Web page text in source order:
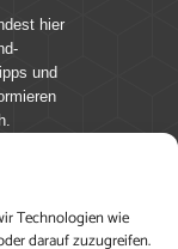
Technologien wie
darauf zuzugreifen.
hier
und